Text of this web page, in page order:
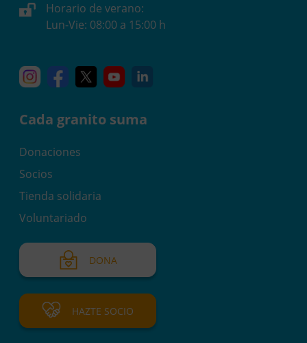
Horario de verano:
Lun-Vie: 08:00 a 15:00 h
InstagramFacebook
X YouTube
Cada granito suma
Donaciones
Socios
Tienda solidaria
Voluntariado
DONA
HAZTE SOCIO